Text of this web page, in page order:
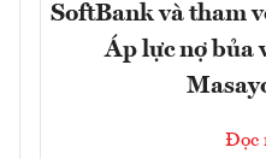
SoftBank và tham
Áp lực nợ bủa
Đọc